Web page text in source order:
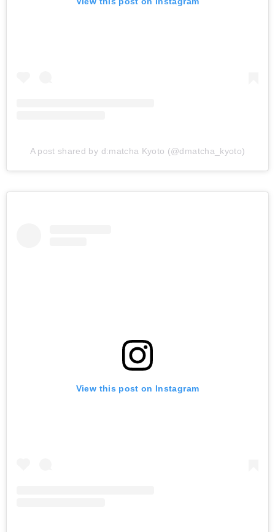
A post shared by d:matcha Kyoto (@dmatcha_kyoto)
View this post on Instagram